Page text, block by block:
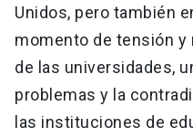
Unidos, pero también
momento de tensión
de las universidades,
problemas y la
las instituciones de